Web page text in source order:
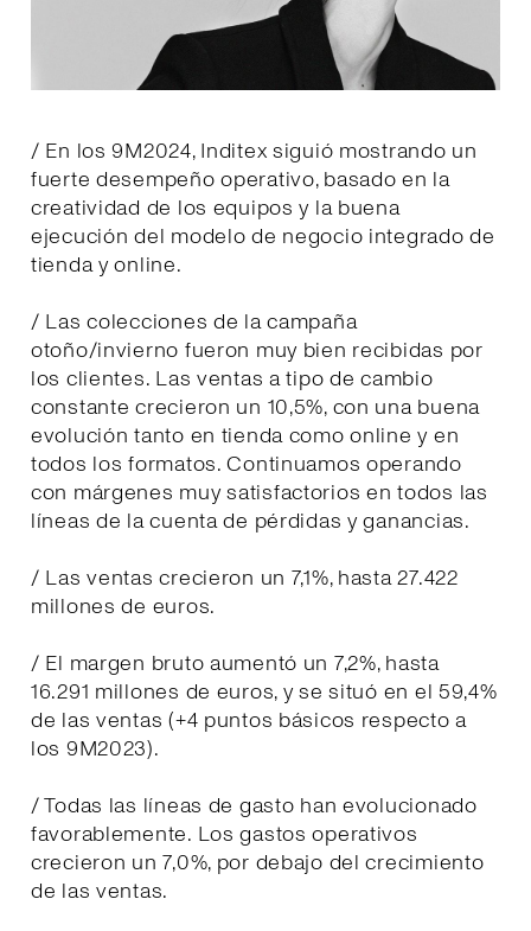
/ En los 9M2024, Inditex siguió mostrando un
fuerte desempeño operativo, basado en la
creatividad de los equipos y la buena
ejecución del modelo de negocio integrado de
tienda y online.
/ Las colecciones de la campaña
otoño/invierno fueron muy bien recibidas por
los clientes. Las ventas a tipo de cambio
constante crecieron un 10,5%, con una buena
evolución tanto en tienda como online y en
todos los formatos. Continuamos operando
con márgenes muy satisfactorios en todos las
líneas de la cuenta de pérdidas y ganancias.
/ Las ventas crecieron un 7,1%, hasta 27.422
millones de euros.
/ El margen bruto aumentó un 7,2%, hasta
16.291 millones de euros, y se situó en el 59,4%
de las ventas (+4 puntos básicos respecto a
los 9M2023).
/ Todas las líneas de gasto han evolucionado
favorablemente. Los gastos operativos
crecieron un 7,0%, por debajo del crecimiento
de las ventas.